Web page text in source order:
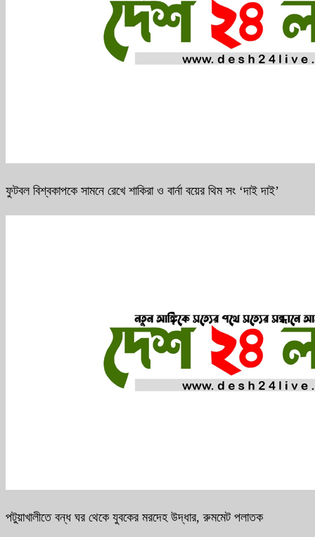
ফুটবল বিশ্বকাপকে সামনে রেখে শাকিরা ও বার্না বয়ের থিম সং ‘দাই দাই’
পটুয়াখালীতে বন্ধ ঘর থেকে যুবকের মরদেহ উদ্ধার, রুমমেট পলাতক